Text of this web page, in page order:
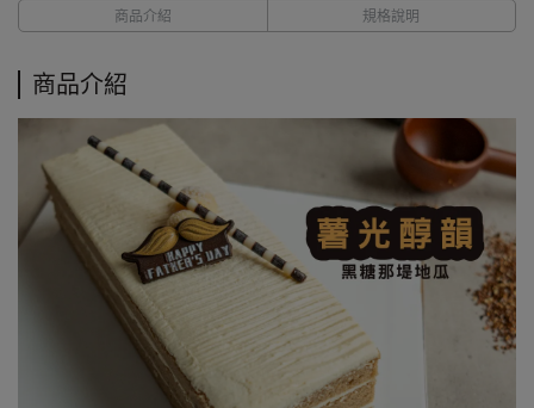
商品介紹 規格說明
商品介紹